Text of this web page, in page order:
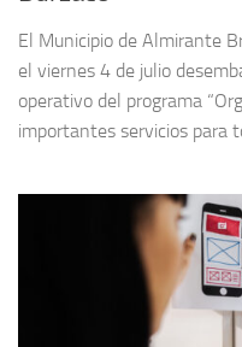
El Municipio de Almirante
el viernes 4 de julio
operativo del programa
importantes servicios para